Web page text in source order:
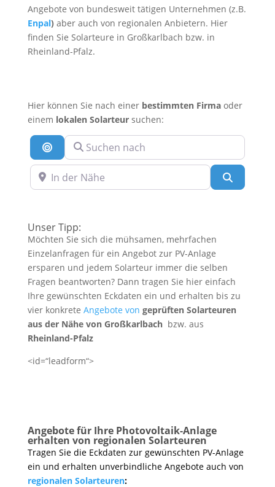
Angebote von bundesweit tätigen Unternehmen (z.B.
Enpal) aber auch von regionalen Anbietern. Hier
finden Sie Solarteure in Großkarlbach bzw. in
Rheinland-Pfalz.
Hier können Sie nach einer bestimmten Firmaoder
einem lokalen Solarteursuchen:
Suche nach Entfernung
Suchen nach
In der Nähe
Unser Tipp:
Möchten Sie sich die mühsamen, mehrfachen
Einzelanfragen für ein Angebot zur PV-Anlage
ersparen und jedem Solarteur immer die selben
Fragen beantworten? Dann tragen Sie hier einfach
Ihre gewünschten Eckdaten ein und erhalten bis zu
vier konkrete Angebote von geprüften Solarteuren
aus der Nähe von Großkarlbach bzw. aus
Rheinland-Pfalz
<id=“leadform“>
Angebote für Ihre Photovoltaik-Anlage
erhalten von regionalen Solarteuren
Tragen Sie die Eckdaten zur gewünschten PV-Anlage
ein und erhalten unverbindliche Angebote auch von
regionalen Solarteuren: